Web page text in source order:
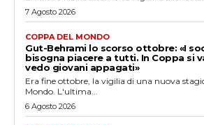
7 Agosto 2026
COPPA DEL MONDO
Gut-Behrami lo scorso ottobre: «I
bisogna piacere a tutti. In Coppa si
vedo giovani appagati»
Era fine ottobre, la vigilia di una nuova
Mondo. L'ultima...
6 Agosto 2026